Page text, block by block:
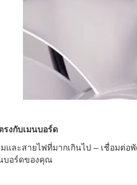
รงกับเมนบอร์ด
และสายไฟที่มากเกินไป – เชื่อมต่อ
บอร์ดของคุณ